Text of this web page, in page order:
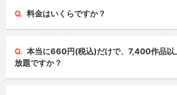
料金はいくらですか？
本当に660円(税込)だけで、7,400作品以
放題ですか？